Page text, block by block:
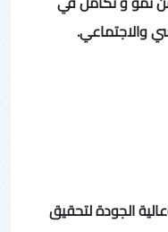
والاجتماعي.
الجودة لتحقيق